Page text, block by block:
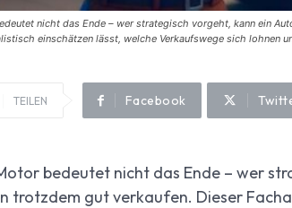
nicht das Ende – wer strategisch vorgeht, kann ein
einschätzen lässt, welche Verkaufswege sich lohnen
TEILEN Facebook
bedeutet nicht das Ende – wer
trotzdem gut verkaufen. Dieser